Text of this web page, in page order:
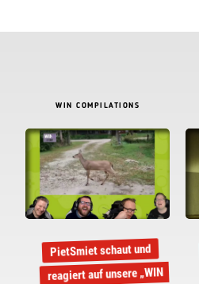
WIN COMPILATIONS
PietSmiet schaut und
reagiert auf unsere „WIN